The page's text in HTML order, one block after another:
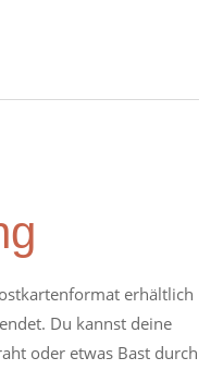
erhältlich
Du kannst deine
oder etwas Bast durch